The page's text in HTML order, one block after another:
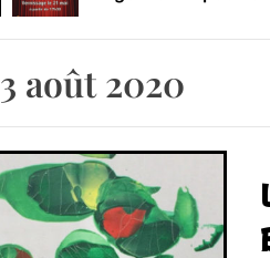
Retrouvez-nous au
3 août 2020